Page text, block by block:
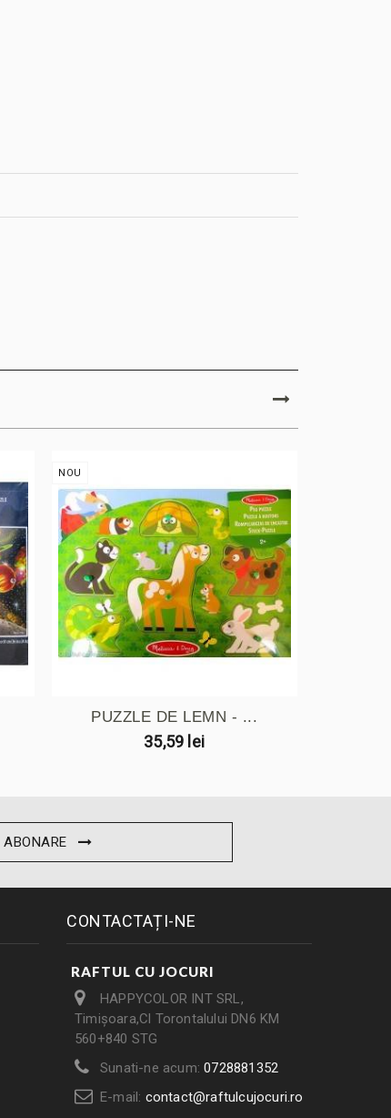
NOU
PUZZLE DE LEMN - ...
35,59 lei
ABONARE
CONTACTAȚI-NE
RAFTUL CU JOCURI
HAPPYCOLOR INT SRL,
Timișoara,Cl Torontalului DN6 KM
560+840 STG
Sunati-ne acum:0728881352
E-mail: contact@raftulcujocuri.ro